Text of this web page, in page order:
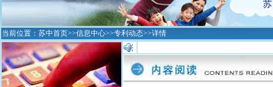
当前位置： 苏中首页>>信息中心>>专利动态>>详情